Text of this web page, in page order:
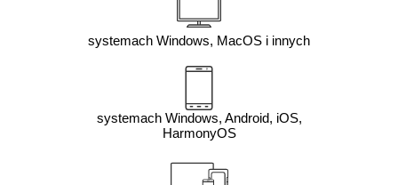
systemach Windows, MacOS i innych
systemach Windows, Android, iOS,
HarmonyOS